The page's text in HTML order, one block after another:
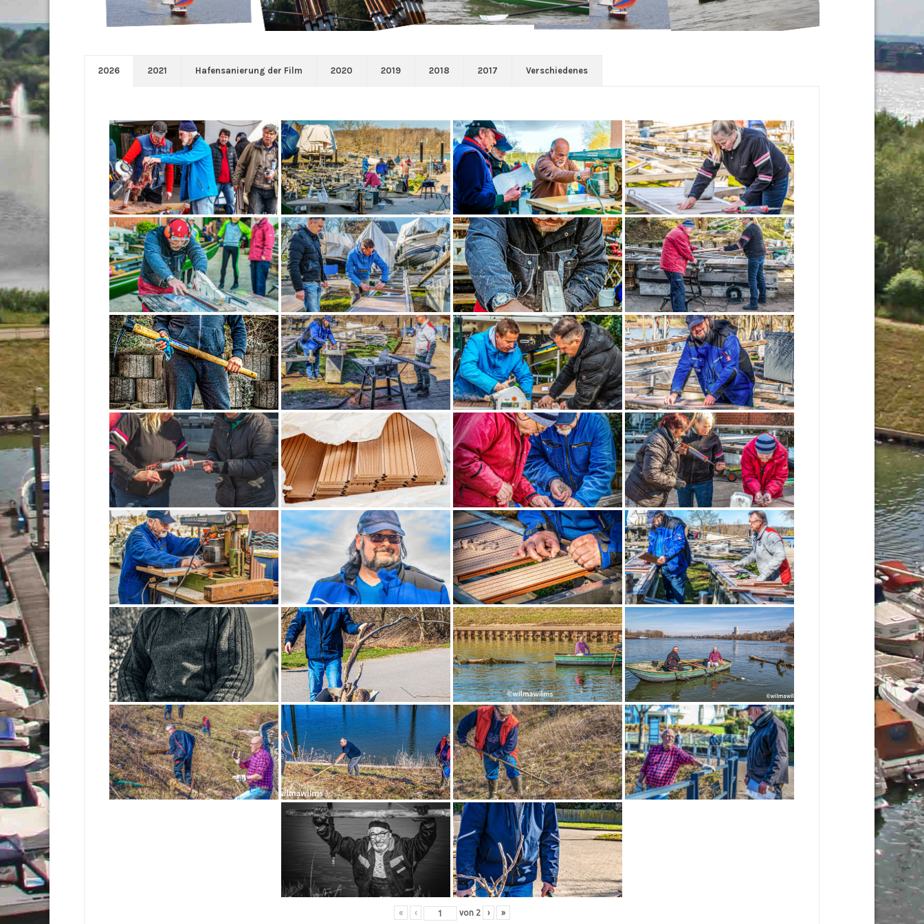
2026 2021 Hafensanierung der Film 2020 2019 2018 2017 Verschiedenes
« ‹ von 2 › »